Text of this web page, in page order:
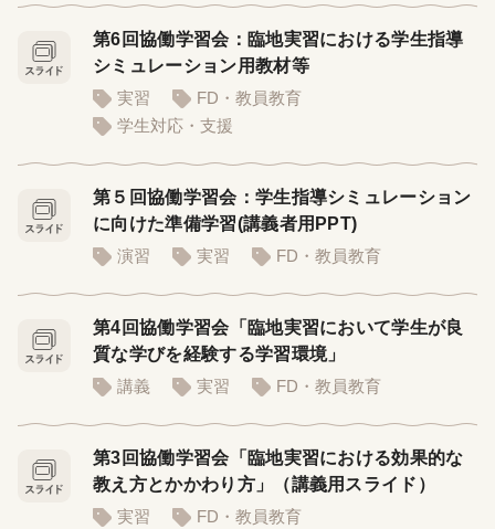
第6回協働学習会：臨地実習における学生指導
シミュレーション用教材等
実習
FD・教員教育
学生対応・支援
第５回協働学習会：学生指導シミュレーション
に向けた準備学習(講義者用PPT)
演習
実習 FD・教員教育
第4回協働学習会「臨地実習において学生が良
質な学びを経験する学習環境」
講義
実習 FD・教員教育
第3回協働学習会「臨地実習における効果的な
教え方とかかわり方」（講義用スライド）
実習
FD・教員教育